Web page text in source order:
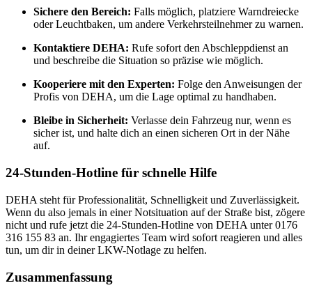
Sichere den Bereich: Falls möglich, platziere Warndreiecke
oder Leuchtbaken, um andere Verkehrsteilnehmer zu warnen.
Kontaktiere DEHA: Rufe sofort den Abschleppdienst an
und beschreibe die Situation so präzise wie möglich.
Kooperiere mit den Experten: Folge den Anweisungen der
Profis von DEHA, um die Lage optimal zu handhaben.
Bleibe in Sicherheit: Verlasse dein Fahrzeug nur, wenn es
sicher ist, und halte dich an einen sicheren Ort in der Nähe
auf.
24-Stunden-Hotline für schnelle Hilfe
DEHA steht für Professionalität, Schnelligkeit und Zuverlässigkeit.
Wenn du also jemals in einer Notsituation auf der Straße bist, zögere
nicht und rufe jetzt die 24-Stunden-Hotline von DEHA unter 0176
316 155 83 an. Ihr engagiertes Team wird sofort reagieren und alles
tun, um dir in deiner LKW-Notlage zu helfen.
Zusammenfassung